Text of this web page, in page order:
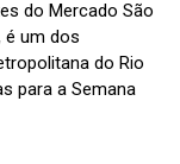
do Mercado São
é um dos
do Rio
para a Semana